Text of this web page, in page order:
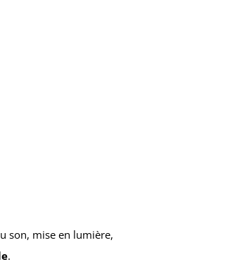
son, mise en lumière,
.